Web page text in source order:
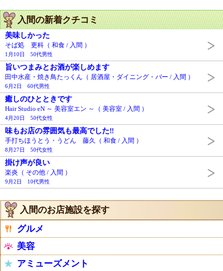
入間の新着クチコミ
美味しかった
そば処 更科（ 和食 / 入間 ）
1月10日 50代男性
旨いつまみとお酒が楽しめます
田中水産・焼き鳥たっくん（ 居酒屋・ダイニング・バー / 入間 ）
6月2日 60代男性
癒しのひとときです
Hair Studio eN ～ 美容室エン ～（ 美容室 / 入間 ）
4月20日 50代女性
味もお店の雰囲気も最高でした‼︎
手打ちほうとう・うどん 藤久（ 和食 / 入間 ）
8月27日 50代女性
掛け声が良い
楽炎（ その他 / 入間 ）
9月2日 10代男性
入間のお店施設を探す
グルメ
美容
アミューズメント